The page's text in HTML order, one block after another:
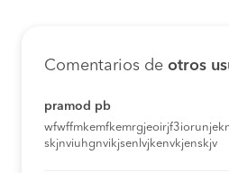
Comentarios de otros
pramod pb
skjnviuhgnvikjsenlvjkenvkjenskjv